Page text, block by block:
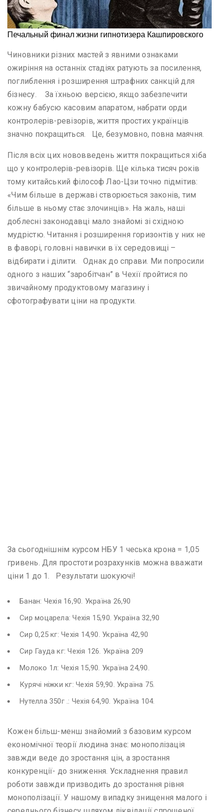
Чиновники різних мастей з явними ознаками
ожиріння на останніх стадіях ратують за посилення,
поглиблення і розширення штрафних санкцій для
бізнесу. За їхньою версією, якщо забезпечити
кожну бабусю касовим апаратом, набрати орди
контролерів-ревізорів, життя простих українців
значно покращиться. Це, безумовно, повна маячня.
Після всіх цих нововведень життя покращиться хіба
що у контролерів-ревізорів. Ще кілька тисяч років
тому китайський філософ Лао-Цзи точно підмітив:
«Чим більше в державі створюється законів, тим
більше в ньому стає злочинців». На жаль, наші
доблесні законодавці мало знайомі зі східною
мудрістю. Читання і розширення горизонтів у них не
в фаворі, головні навички в їх середовищі –
відбирати і ділити. Однак до справи. Ми попросили
одного з наших “заробітчан” в Чехії пройтися по
звичайному продуктовому магазину і
сфотографувати ціни на продукти.
За сьогоднішнім курсом НБУ 1 чеська крона = 1,05
гривень. Для простоти розрахунків можна вважати
ціни 1 до 1. Результати шокуючі!
Банан: Чехія 16,90. Україна 26,90
Сир моцарела: Чехія 15,90. Україна 32,90
Сир 0,25 кг: Чехія 14,90. Україна 42,90
Сир Гауда кг: Чехія 126. Україна 209
Молоко 1л: Чехія 15,90. Україна 24,90.
Курячі ніжки кг: Чехія 59,90. Україна 75.
Нутелла 350г .: Чехія 64,90. Україна 104.
Кожен більш-менш знайомий з базовим курсом
економічної теорії людина знає: монополізація
завжди веде до зростання цін, а зростання
конкуренції- до зниження. Ускладнення правил
роботи завжди призводить до зростання рівня
монополізації. У нашому випадку знищення малого і